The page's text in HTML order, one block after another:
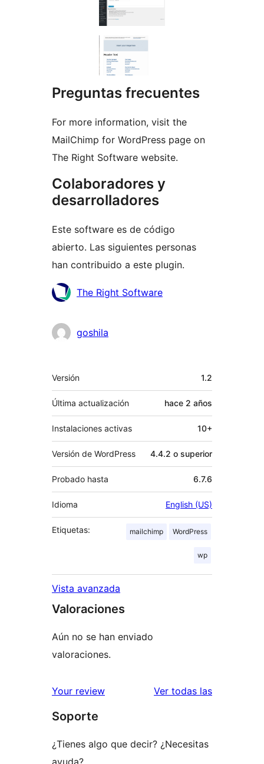
Preguntas frecuentes
For more information, visit the
MailChimp for WordPress page on
The Right Software website.
Colaboradores y
desarrolladores
Este software es de código
abierto. Las siguientes personas
han contribuido a este plugin.
Colaboradores
The Right Software
goshila
Meta
Versión 1.2
Última actualización hace 2 años
Instalaciones activas 10+
Versión de WordPress 4.4.2 o superior
Probado hasta 6.7.6
Idioma English (US)
Etiquetas: mailchimp WordPress
wp
Vista avanzada
Valoraciones
Aún no se han enviado
valoraciones.
Your review Ver todas las
Soporte
¿Tienes algo que decir? ¿Necesitas
ayuda?